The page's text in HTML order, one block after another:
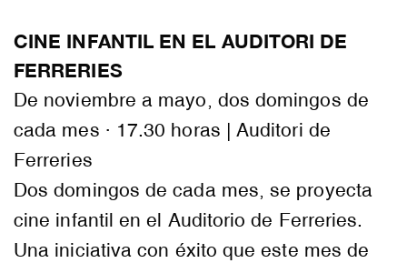
CINE INFANTIL EN EL AUDITORI DE
FERRERIES
De noviembre a mayo, dos domingos de
cada mes · 17.30 horas | Auditori de
Ferreries
Dos domingos de cada mes, se proyecta
cine infantil en el Auditorio de Ferreries.
Una iniciativa con éxito que este mes de